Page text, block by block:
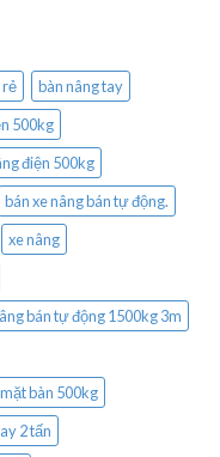
rẻ
bàn nâng tay
500kg
điện 500kg
bán xe nâng bán tự động.
xe nâng
bán tự động 1500kg 3m
bàn 500kg
2 tấn